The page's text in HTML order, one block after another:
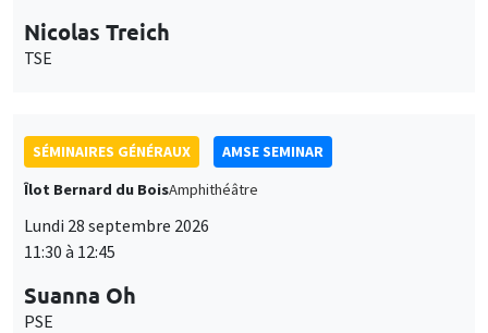
Nicolas Treich
TSE
SÉMINAIRES GÉNÉRAUX
AMSE SEMINAR
Îlot Bernard du BoisAmphithéâtre
Lundi 28 septembre 2026
11:30 à 12:45
Suanna Oh
PSE